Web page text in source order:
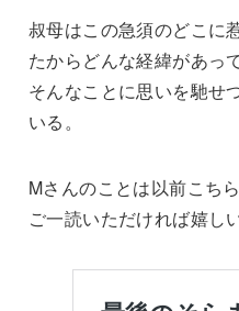
叔母はこの急須のどこに
たからどんな経緯があっ
そんなことに思いを馳せ
いる。
Mさんのことは以前こち
ご一読いただければ嬉し